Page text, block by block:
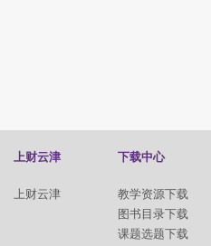
上财云津
上财云津
下载中心
教学资源下载
图书目录下载
课题选题下载